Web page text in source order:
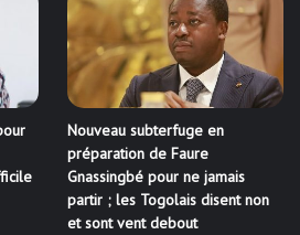
Nouveau subterfuge en
préparation de Faure
Gnassingbé pour ne jamais
partir ; les Togolais disent non
et sont vent debout